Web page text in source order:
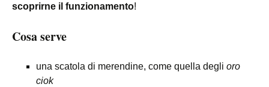
scoprirne il funzionamento!
Cosa serve
una scatola di merendine, come quella degli oro
ciok